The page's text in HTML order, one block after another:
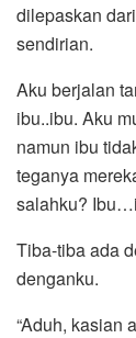
dilepaskan
sendirian.
Aku berjalan
ibu..ibu. Aku
namun ibu
teganya
salahku?
Tiba-tiba ada
denganku.
“Aduh, kasian